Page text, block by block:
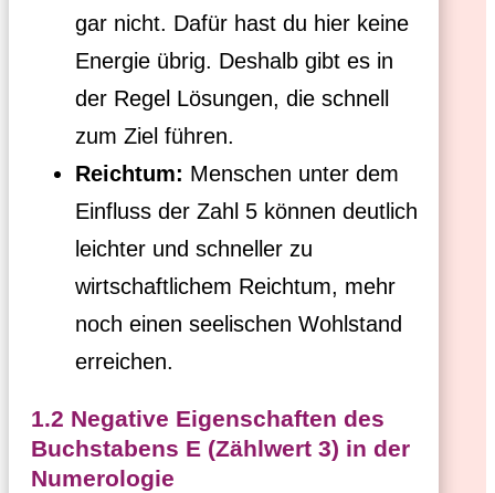
gar nicht. Dafür hast du hier keine
Energie übrig. Deshalb gibt es in
der Regel Lösungen, die schnell
zum Ziel führen.
Reichtum: Menschen unter dem
Einfluss der Zahl 5 können deutlich
leichter und schneller zu
wirtschaftlichem Reichtum, mehr
noch einen seelischen Wohlstand
erreichen.
1.2 Negative Eigenschaften des
Buchstabens E (Zählwert 3) in der
Numerologie